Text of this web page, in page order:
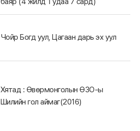
Чойр Богд уул, Цагаан дарь эх уул
Хятад : Өвөрмонголын ӨЗО-ы
Шилийн гол аймаг(2016)